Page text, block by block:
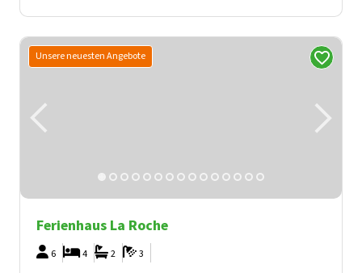
Unsere neuesten Angebote
Ferienhaus La Roche
6 3
2
4